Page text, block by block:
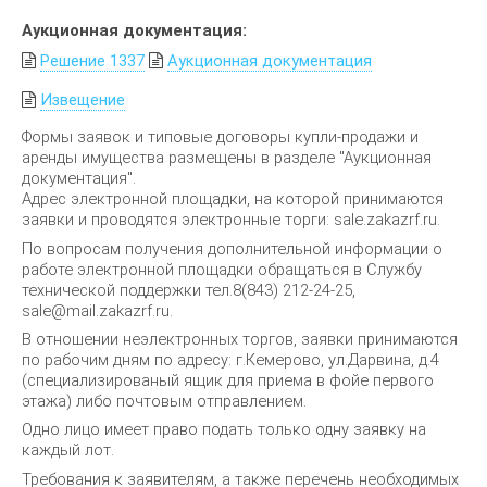
Аукционная документация:
Решение 1337
Аукционная документация
Извещение
Формы заявок и типовые договоры купли-продажи и
аренды имущества размещены в разделе "Аукционная
документация".
Адрес электронной площадки, на которой принимаются
заявки и проводятся электронные торги: sale.zakazrf.ru.
По вопросам получения дополнительной информации о
работе электронной площадки обращаться в Службу
технической поддержки тел.8(843) 212-24-25,
sale@mail.zakazrf.ru.
В отношении неэлектронных торгов, заявки принимаются
по рабочим дням по адресу: г.Кемерово, ул.Дарвина, д.4
(специализированый ящик для приема в фойе первого
этажа) либо почтовым отправлением.
Одно лицо имеет право подать только одну заявку на
каждый лот.
Требования к заявителям, а также перечень необходимых